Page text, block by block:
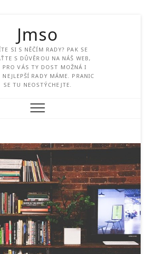
Jmso
SI S NĚČÍM RADY? PAK SE
S DŮVĚROU NA NÁŠ WEB,
PRO VÁS TY DOST MOŽNÁ I
NEJLEPŠÍ RADY MÁME. PRANIC
SE TU NEOSTÝCHEJTE.